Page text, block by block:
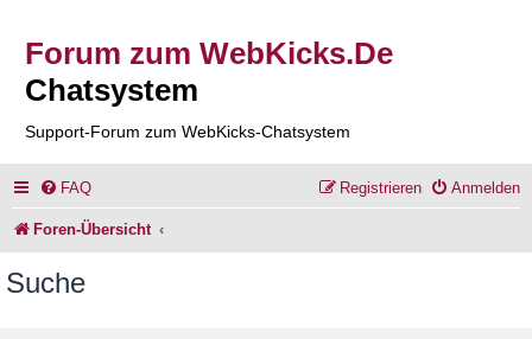
Forum zum WebKicks.De
Chatsystem
Support-Forum zum WebKicks-Chatsystem
FAQ Anmelden
Registrieren
Foren-Übersicht
Suche